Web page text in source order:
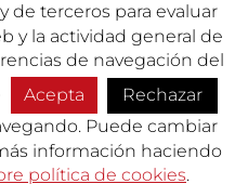
| Todos los derechos
de terceros para evaluar
y la actividad general de
de navegación del
Acepta
Rechazar
Puede cambiar
información haciendo
política de cookies.
Empleo